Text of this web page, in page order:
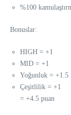
%100
Bonuslar:
HIGH = +1
MID = +1
Yoğunluk = +1.5
Çeşitlilik = +1
= +4.5 puan